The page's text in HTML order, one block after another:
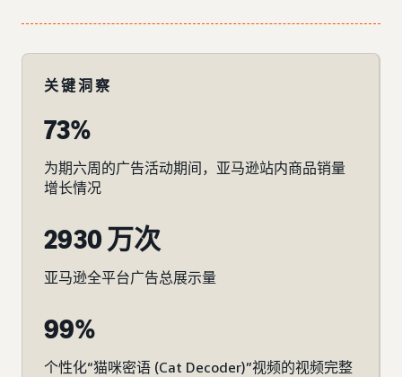
关键洞察
73%
为期六周的广告活动期间，亚马逊站内商品销量
增长情况
2930 万次
亚马逊全平台广告总展示量
99%
个性化“猫咪密语 (Cat Decoder)”视频的视频完整